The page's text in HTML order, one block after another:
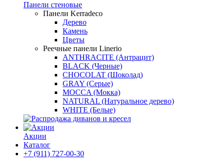
Панели стеновые
Панели Kerradeco
Дерево
Камень
Цветы
Реечные панели Linerio
ANTHRACITE (Антрацит)
BLACK (Черные)
CHOCOLAT (Шоколад)
GRAY (Серые)
MOCCA (Мокка)
NATURAL (Натуральное дерево)
WHITE (Белые)
Акции
Каталог
+7 (911) 727-00-30